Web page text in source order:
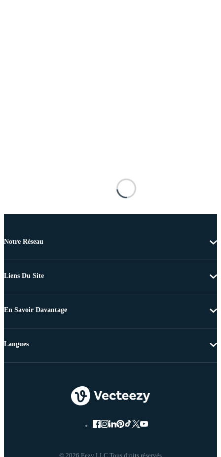
Notre Réseau
Liens Du Site
En Savoir Davantage
© 2026 Eezy LLC Tous droits réservés
Langues